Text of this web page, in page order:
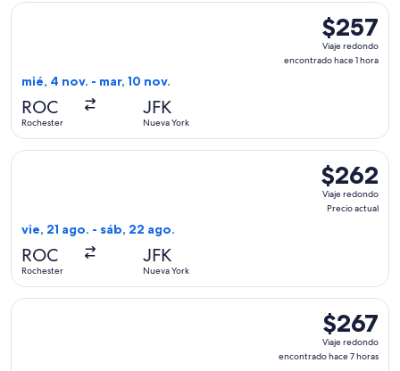
$257
Viaje
redondo,
$257
Viaje redondo
encontrado hace 1 hora
mié, 4 nov. - mar, 10 nov.
ROC
Rochester
JFK
Nueva York
Seleccionar vuelo de Delta, con salida el mié, 4 nov. desde
$262
Viaje
redondo,
$262
Viaje redondo
Precio actual
vie, 21 ago. - sáb, 22 ago.
ROC
Rochester
JFK
Nueva York
Seleccionar vuelo de Delta, con salida el vie, 21 ago.
$267
Viaje
redondo,
$267
Viaje redondo
encontrado hace 7 horas
Seleccionar vuelo de American Airlines, con salida el mar,